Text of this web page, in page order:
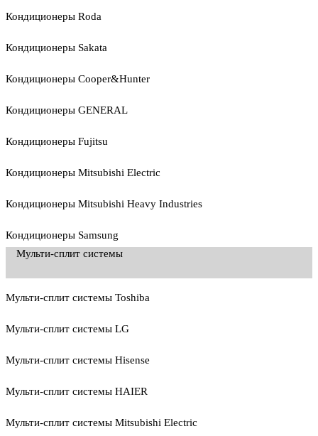
Кондиционеры Roda
Кондиционеры Sakata
Кондиционеры Cooper&Hunter
Кондиционеры GENERAL
Кондиционеры Fujitsu
Кондиционеры Mitsubishi Electric
Кондиционеры Mitsubishi Heavy Industries
Кондиционеры Samsung
Мульти-сплит системы
Мульти-сплит системы Toshiba
Мульти-сплит системы LG
Мульти-сплит системы Hisense
Мульти-сплит системы HAIER
Мульти-сплит системы Mitsubishi Electric